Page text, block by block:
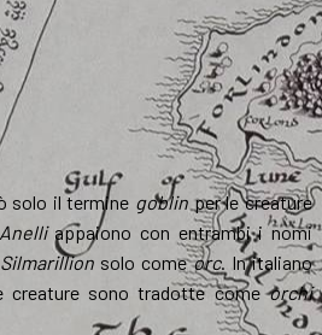
solo il termine goblin per le creature
appaiono con entrambi i nomi
solo comeorc. In italiano
creature sono tradotte comeorchi